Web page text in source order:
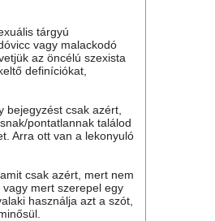
tárgyú
vagy malackodó
az öncélú szexista
definíciókat,
bejegyzést csak azért,
pontatlannak találod
Arra ott van a lekonyuló
csak azért, mert nem
mert szerepel egy
használja azt a szót,